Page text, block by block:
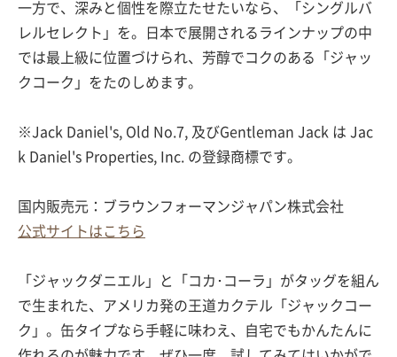
一方で、深みと個性を際立たせたいなら、「シングルバ
レルセレクト」を。日本で展開されるラインナップの中
では最上級に位置づけられ、芳醇でコクのある「ジャッ
クコーク」をたのしめます。
※Jack Daniel's, Old No.7, 及びGentleman Jack は Jac
k Daniel's Properties, Inc. の登録商標です。
国内販売元：ブラウンフォーマンジャパン株式会社
公式サイトはこちら
「ジャックダニエル」と「コカ･コーラ」がタッグを組ん
で生まれた、アメリカ発の王道カクテル「ジャックコー
ク」。缶タイプなら手軽に味わえ、自宅でもかんたんに